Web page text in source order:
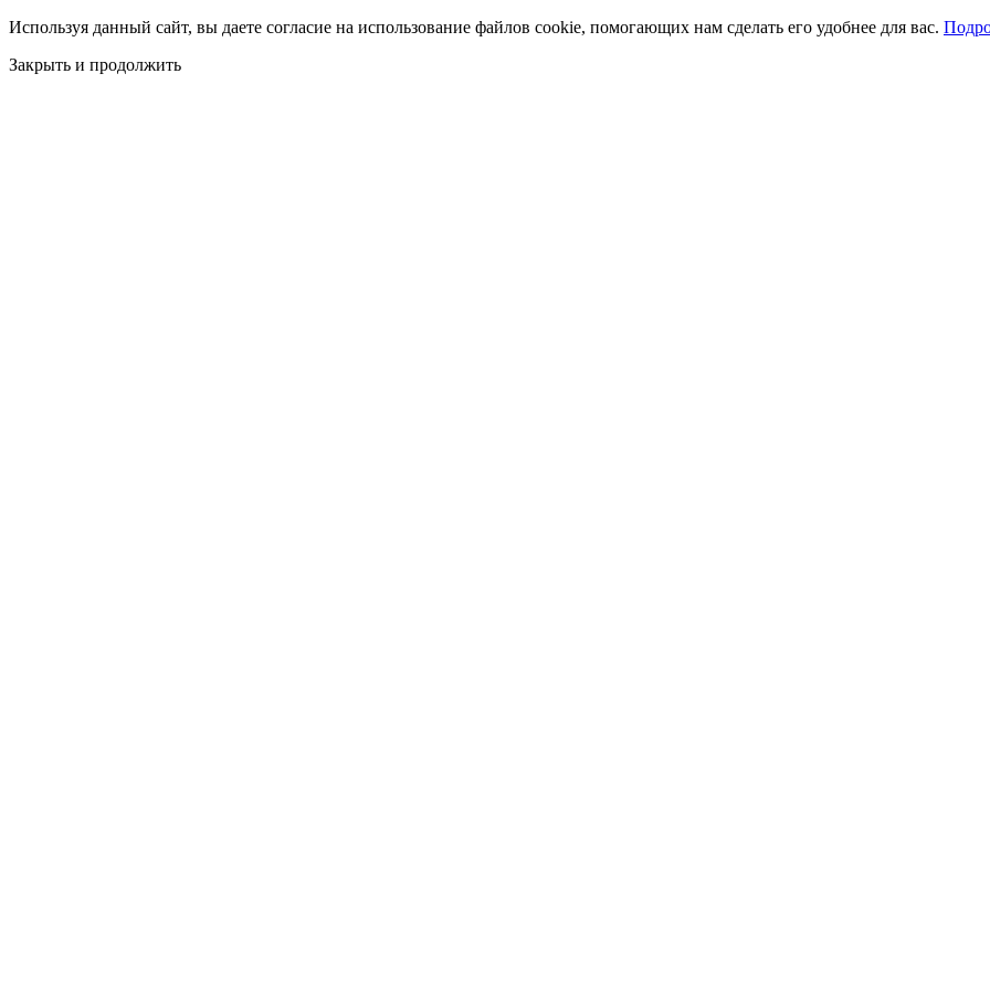
Используя данный сайт, вы даете согласие на использование файлов cookie, помогающих нам сделать его удобнее для вас.
Закрыть и продолжить